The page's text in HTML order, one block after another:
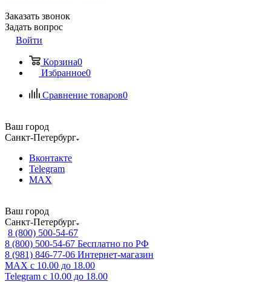
Заказать звонок
Задать вопрос
Войти
Корзина0
Избранное0
Сравнение товаров0
Ваш город
Санкт-Петербург
Вконтакте
Telegram
MAX
Ваш город
Санкт-Петербург
8 (800) 500-54-67
8 (800) 500-54-67 Бесплатно по РФ
8 (981) 846-77-06 Интернет-магазин
MAX с 10.00 до 18.00
Telegram с 10.00 до 18.00